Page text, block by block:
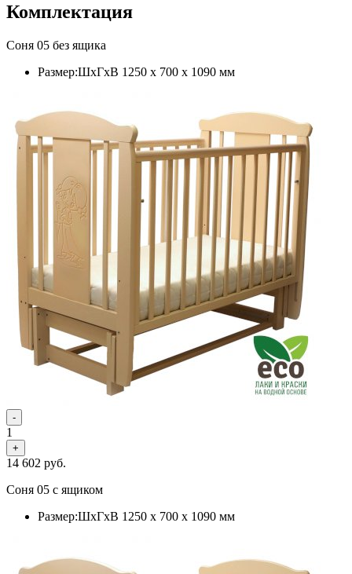
Комплектация
Соня 05 без ящика
Размер:ШхГхВ 1250 х 700 х 1090 мм
-
1
+
14 602 руб.
Соня 05 с ящиком
Размер:ШхГхВ 1250 х 700 х 1090 мм